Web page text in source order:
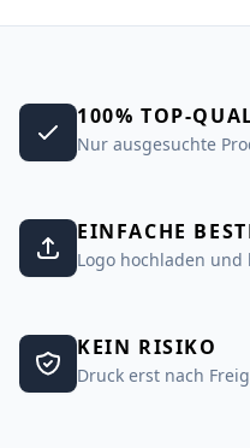
100% TOP-
Nur ausgesuchte
EINFACHE
Logo hochladen und
KEIN RISIKO
Druck erst nach